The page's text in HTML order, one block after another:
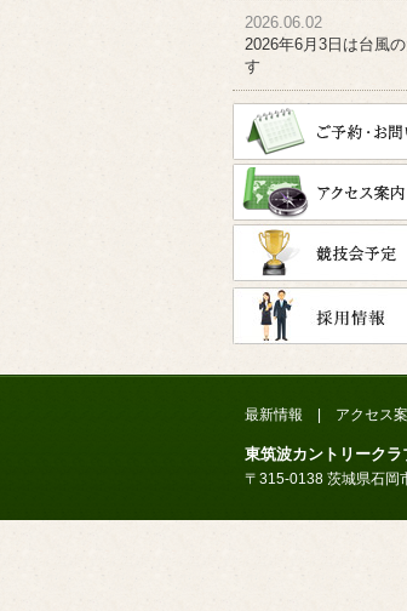
2026.06.02
2026年6月3日は台風
す
最新情報 アクセス
東筑波カントリークラ
〒315-0138 茨城県石